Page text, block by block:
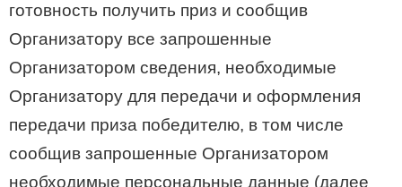
готовность получить приз и сообщив
Организатору все запрошенные
Организатором сведения, необходимые
Организатору для передачи и оформления
передачи приза победителю, в том числе
сообщив запрошенные Организатором
необходимые персональные данные (далее